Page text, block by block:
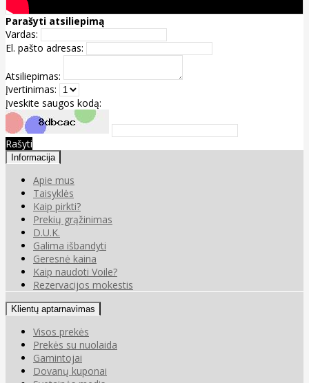
Parašyti atsiliepimą
Vardas:
El. pašto adresas:
Atsiliepimas:
Įvertinimas:
Įveskite saugos kodą:
Rašyti
Informacija
Apie mus
Taisyklės
Kaip pirkti?
Prekių grąžinimas
D.U.K.
Galima išbandyti
Geresnė kaina
Kaip naudoti Voile?
Rezervacijos mokestis
Klientų aptarnavimas
Visos prekės
Prekės su nuolaida
Gamintojai
Dovanų kuponai